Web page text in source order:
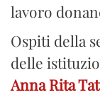
lavoro
Ospiti della
delle
Anna Rita